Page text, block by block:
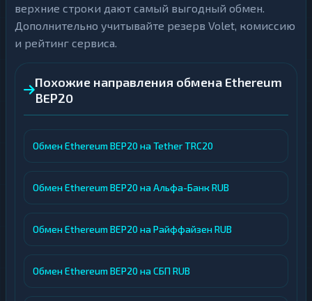
верхние строки дают самый выгодный обмен.
Дополнительно учитывайте резерв Volet, комиссию
и рейтинг сервиса.
Похожие направления обмена Ethereum
BEP20
Обмен Ethereum BEP20 на Tether TRC20
Обмен Ethereum BEP20 на Альфа-Банк RUB
Обмен Ethereum BEP20 на Райффайзен RUB
Обмен Ethereum BEP20 на СБП RUB